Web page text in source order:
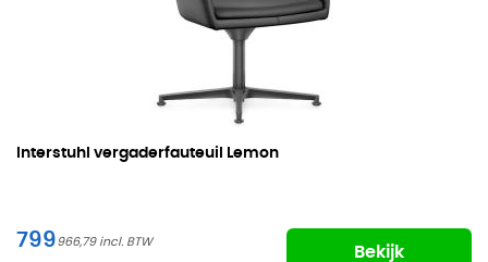
Interstuhl vergaderfauteuil Lemon
799966,79
Bekijk